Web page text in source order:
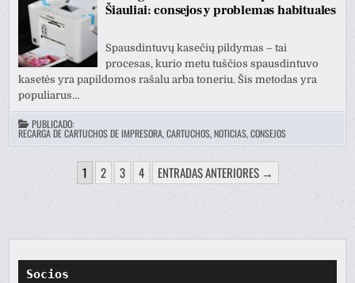
Šiauliai: consejos y problemas habituales
Spausdintuvų kasečių pildymas – tai
procesas, kurio metu tuščios spausdintuvo
kasetės yra papildomos rašalu arba toneriu. Šis metodas yra
populiarus…
PUBLICADO:
RECARGA DE CARTUCHOS DE IMPRESORA, CARTUCHOS, NOTICIAS, CONSEJOS
PAGINACIÓN
1 2 3 4 ENTRADAS ANTERIORES →
Socios